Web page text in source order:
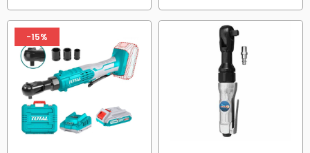
-15%